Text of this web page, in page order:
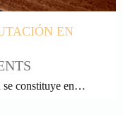
EN
se constituye en…